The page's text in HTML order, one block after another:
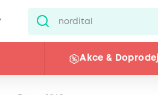
Akce & Doprodej